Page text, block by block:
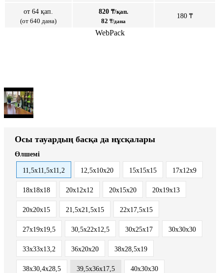
от 64 қап.
(от 640 дана)
820 ₸/қап.
82 ₸/дана
180 ₸
WebPack
Осы тауардың басқа да нұсқалары
Өлшемі
11,5х11,5х11,2 12,5х10х20 15х15х15 17х12х9
18х18х18 20х12х12 20х15х20 20х19х13
20х20х15 21,5х21,5х15 22х17,5х15
27х19х19,5 30,5х22х12,5 30х25х17 30х30х30
33х33х13,2 36х20х20 38х28,5х19
38х30,4х28,5 39,5х36х17,5 40х30х30